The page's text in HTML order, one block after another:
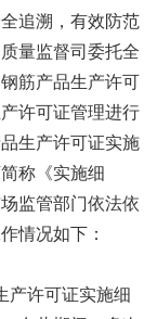
追溯，有效防范
量监督司委托全
筋产品生产许可
许可证管理进行
生产许可证实施
称《实施细
监管部门依法依
情况如下：
产许可证实施细